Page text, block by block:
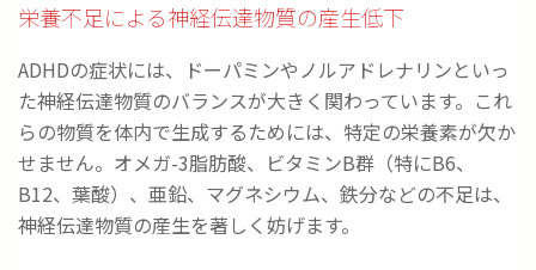
栄養不足による神経伝達物質の産生低下
ADHDの症状には、ドーパミンやノルアドレナリンといっ
た神経伝達物質のバランスが大きく関わっています。これ
らの物質を体内で生成するためには、特定の栄養素が欠か
せません。オメガ-3脂肪酸、ビタミンB群（特にB6、
B12、葉酸）、亜鉛、マグネシウム、鉄分などの不足は、
神経伝達物質の産生を著しく妨げます。